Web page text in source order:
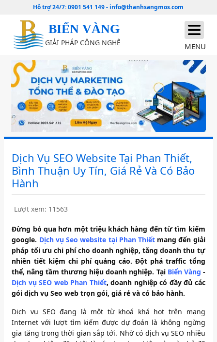
Hỗ trợ 24/7:0901 541 149- info@thanhsangmos.com
BIỂN VÀNG
GIẢI PHÁP CÔNG NGHỆ MENU
Dịch Vụ SEO Website Tại Phan Thiết,
Bình Thuận Uy Tín, Giá Rẻ Và Có Bảo
Hành
Lượt xem: 11563
Đừng bỏ qua hơn một triệu khách hàng đến từ tìm kiếm
google. Dịch vụ Seo website tại Phan Thiếtmang đến giải
pháp tối ưu chi phí cho doanh nghiệp, tăng doanh thu tự
nhiên tiết kiệm chi phí quảng cáo. Đột phá traffic tổng
thể, nâng tầm thương hiệu doanh nghiệp. Tại Biển Vàng -
Dịch vụ SEO web Phan Thiết, doanh nghiệp có đầy đủ các
gói dịch vụ Seo web trọn gói, giá rẻ và có bảo hành.
Dịch vụ SEO đang là một từ khoá khá hot trên mạng
Internet với lượt tìm kiếm được dự đoán là không ngừng
gia tăng trong thời gian sắp tới. Nhờ có dịch vụ SEO nhiều